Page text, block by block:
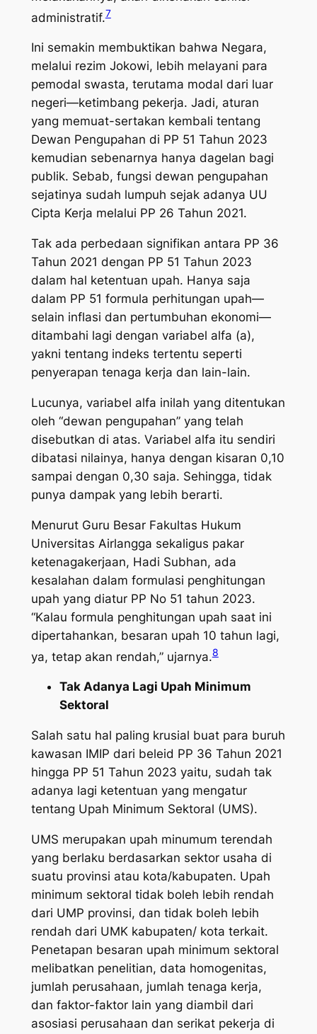
administratif.7
Ini semakin membuktikan bahwa Negara,
melalui rezim Jokowi, lebih melayani para
pemodal swasta, terutama modal dari luar
negeri—ketimbang pekerja. Jadi, aturan
yang memuat-sertakan kembali tentang
Dewan Pengupahan di PP 51 Tahun 2023
kemudian sebenarnya hanya dagelan bagi
publik. Sebab, fungsi dewan pengupahan
sejatinya sudah lumpuh sejak adanya UU
Cipta Kerja melalui PP 26 Tahun 2021.
Tak ada perbedaan signifikan antara PP 36
Tahun 2021 dengan PP 51 Tahun 2023
dalam hal ketentuan upah. Hanya saja
dalam PP 51 formula perhitungan upah—
selain inflasi dan pertumbuhan ekonomi—
ditambahi lagi dengan variabel alfa (a),
yakni tentang indeks tertentu seperti
penyerapan tenaga kerja dan lain-lain.
Lucunya, variabel alfa inilah yang ditentukan
oleh “dewan pengupahan” yang telah
disebutkan di atas. Variabel alfa itu sendiri
dibatasi nilainya, hanya dengan kisaran 0,10
sampai dengan 0,30 saja. Sehingga, tidak
punya dampak yang lebih berarti.
Menurut Guru Besar Fakultas Hukum
Universitas Airlangga sekaligus pakar
ketenagakerjaan, Hadi Subhan, ada
kesalahan dalam formulasi penghitungan
upah yang diatur PP No 51 tahun 2023.
“Kalau formula penghitungan upah saat ini
dipertahankan, besaran upah 10 tahun lagi,
ya, tetap akan rendah,” ujarnya.8
Tak Adanya Lagi Upah Minimum
Sektoral
Salah satu hal paling krusial buat para buruh
kawasan IMIP dari beleid PP 36 Tahun 2021
hingga PP 51 Tahun 2023 yaitu, sudah tak
adanya lagi ketentuan yang mengatur
tentang Upah Minimum Sektoral (UMS).
UMS merupakan upah minumum terendah
yang berlaku berdasarkan sektor usaha di
suatu provinsi atau kota/kabupaten. Upah
minimum sektoral tidak boleh lebih rendah
dari UMP provinsi, dan tidak boleh lebih
rendah dari UMK kabupaten/ kota terkait.
Penetapan besaran upah minimum sektoral
melibatkan penelitian, data homogenitas,
jumlah perusahaan, jumlah tenaga kerja,
dan faktor-faktor lain yang diambil dari
asosiasi perusahaan dan serikat pekerja di